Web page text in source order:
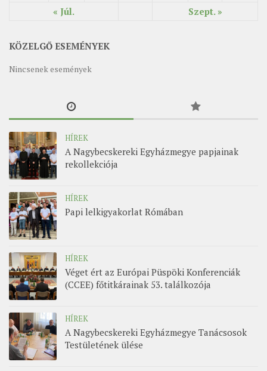
« Júl. Szept. »
KÖZELGŐ ESEMÉNYEK
Nincsenek események
HÍREK
A Nagybecskereki Egyházmegye papjainak
rekollekciója
HÍREK
Papi lelkigyakorlat Rómában
HÍREK
Véget ért az Európai Püspöki Konferenciák
(CCEE) főtitkárainak 53. találkozója
HÍREK
A Nagybecskereki Egyházmegye Tanácsosok
Testületének ülése